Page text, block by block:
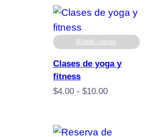
$90,00
$290,00
Añadir clases
Clases de yoga y
fitness
$4.00 - $10.00Rango
desde